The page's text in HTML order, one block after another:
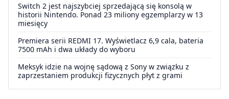
Switch 2 jest najszybciej sprzedającą się konsolą w
historii Nintendo. Ponad 23 miliony egzemplarzy w 13
miesięcy
Premiera serii REDMI 17. Wyświetlacz 6,9 cala, bateria
7500 mAh i dwa układy do wyboru
Meksyk idzie na wojnę sądową z Sony w związku z
zaprzestaniem produkcji fizycznych płyt z grami